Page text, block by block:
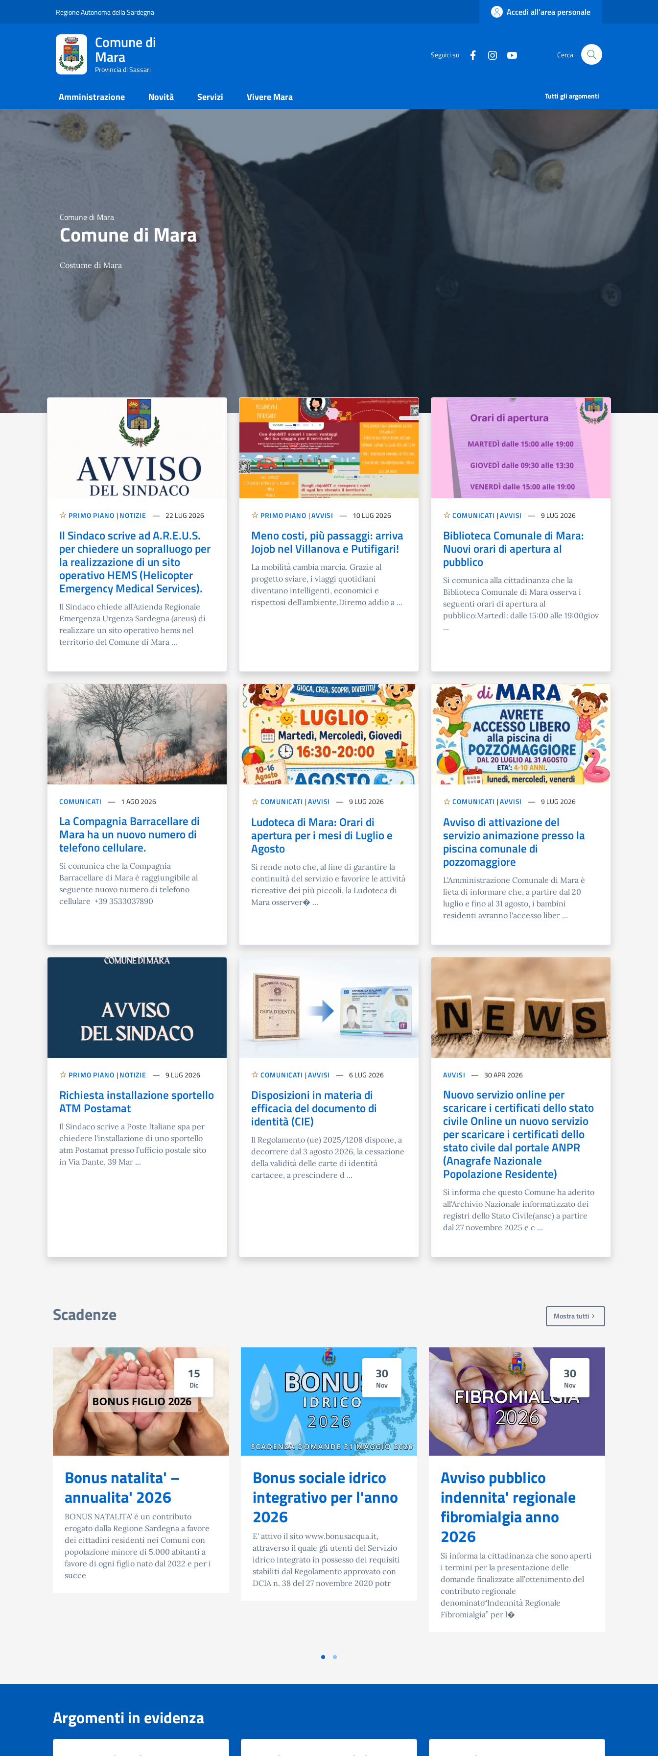
Regione Autonoma della Sardegna Accedi all'area personale
Comune di
Mara
Provincia di Sassari
Seguici su Cerca
Amministrazione Novità Servizi Vivere Mara Tutti gli argomenti
Comune di Mara
Comune di Mara
Costume di Mara
PRIMO PIANO |NOTIZIE 22 LUG 2026
Il Sindaco scrive ad A.R.E.U.S.
per chiedere un sopralluogo per
la realizzazione di un sito
operativo HEMS (Helicopter
Emergency Medical Services).
Il Sindaco chiede all'Azienda Regionale
Emergenza Urgenza Sardegna (areus) di
realizzare un sito operativo hems nel
territorio del Comune di Mara ...
PRIMO PIANO |AVVISI 10 LUG 2026
Meno costi, più passaggi: arriva
Jojob nel Villanova e Putifigari!
La mobilità cambia marcia. Grazie al
progetto sviare, i viaggi quotidiani
diventano intelligenti, economici e
rispettosi dell'ambiente.Diremo addio a ...
COMUNICATI |AVVISI 9 LUG 2026
Biblioteca Comunale di Mara:
Nuovi orari di apertura al
pubblico
Si comunica alla cittadinanza che la
Biblioteca Comunale di Mara osserva i
seguenti orari di apertura al
pubblico:Martedì: dalle 15:00 alle 19:00giov
...
COMUNICATI 1 AGO 2026
La Compagnia Barracellare di
Mara ha un nuovo numero di
telefono cellulare.
Si comunica che la Compagnia
Barracellare di Mara è raggiungibile al
seguente nuovo numero di telefono
cellulare +39 3533037890
COMUNICATI |AVVISI 9 LUG 2026
Ludoteca di Mara: Orari di
apertura per i mesi di Luglio e
Agosto
Si rende noto che, al fine di garantire la
continuità del servizio e favorire le attività
ricreative dei più piccoli, la Ludoteca di
Mara osserver� ...
COMUNICATI |AVVISI 9 LUG 2026
Avviso di attivazione del
servizio animazione presso la
piscina comunale di
pozzomaggiore
L'Amministrazione Comunale di Mara è
lieta di informare che, a partire dal 20
luglio e fino al 31 agosto, i bambini
residenti avranno l'accesso liber ...
PRIMO PIANO |NOTIZIE 9 LUG 2026
Richiesta installazione sportello
ATM Postamat
Il Sindaco scrive a Poste Italiane spa per
chiedere l'installazione di uno sportello
atm Postamat presso l’ufficio postale sito
in Via Dante, 39 Mar ...
COMUNICATI |AVVISI 6 LUG 2026
Disposizioni in materia di
efficacia del documento di
identità (CIE)
Il Regolamento (ue) 2025/1208 dispone, a
decorrere dal 3 agosto 2026, la cessazione
della validità delle carte di identità
cartacee, a prescindere d ...
AVVISI 30 APR 2026
Nuovo servizio online per
scaricare i certificati dello stato
civile Online un nuovo servizio
per scaricare i certificati dello
stato civile dal portale ANPR
(Anagrafe Nazionale
Popolazione Residente)
Si informa che questo Comune ha aderito
all'Archivio Nazionale informatizzato dei
registri dello Stato Civile(ansc) a partire
dal 27 novembre 2025 e c ...
Scadenze Mostra tutti
15
Dic
Bonus natalita' –
annualita' 2026
BONUS NATALITA' è un contributo
erogato dalla Regione Sardegna a favore
dei cittadini residenti nei Comuni con
popolazione minore di 5.000 abitanti a
favore di ogni figlio nato dal 2022 e per i
succe
30
Nov
Bonus sociale idrico
integrativo per l'anno
2026
E' attivo il sito www.bonusacqua.it,
attraverso il quale gli utenti del Servizio
idrico integrato in possesso dei requisiti
stabiliti dal Regolamento approvato con
DCIA n. 38 del 27 novembre 2020 potr
30
Nov
Avviso pubblico
indennita' regionale
fibromialgia anno
2026
Si informa la cittadinanza che sono aperti
i termini per la presentazione delle
domande finalizzate all’ottenimento del
contributo regionale
denominato“Indennità Regionale
Fibromialgia” per l�
Argomenti in evidenza